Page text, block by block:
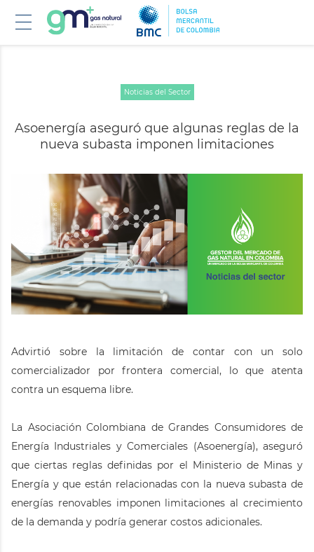
principal
Noticias del Sector
Asoenergía aseguró que algunas reglas de la
nueva subasta imponen limitaciones
Advirtió sobre la limitación de contar con un solo
comercializador por frontera comercial, lo que atenta
contra un esquema libre.
La Asociación Colombiana de Grandes Consumidores de
Energía Industriales y Comerciales (Asoenergía), aseguró
que ciertas reglas definidas por el Ministerio de Minas y
Energía y que están relacionadas con la nueva subasta de
energías renovables imponen limitaciones al crecimiento
de la demanda y podría generar costos adicionales.